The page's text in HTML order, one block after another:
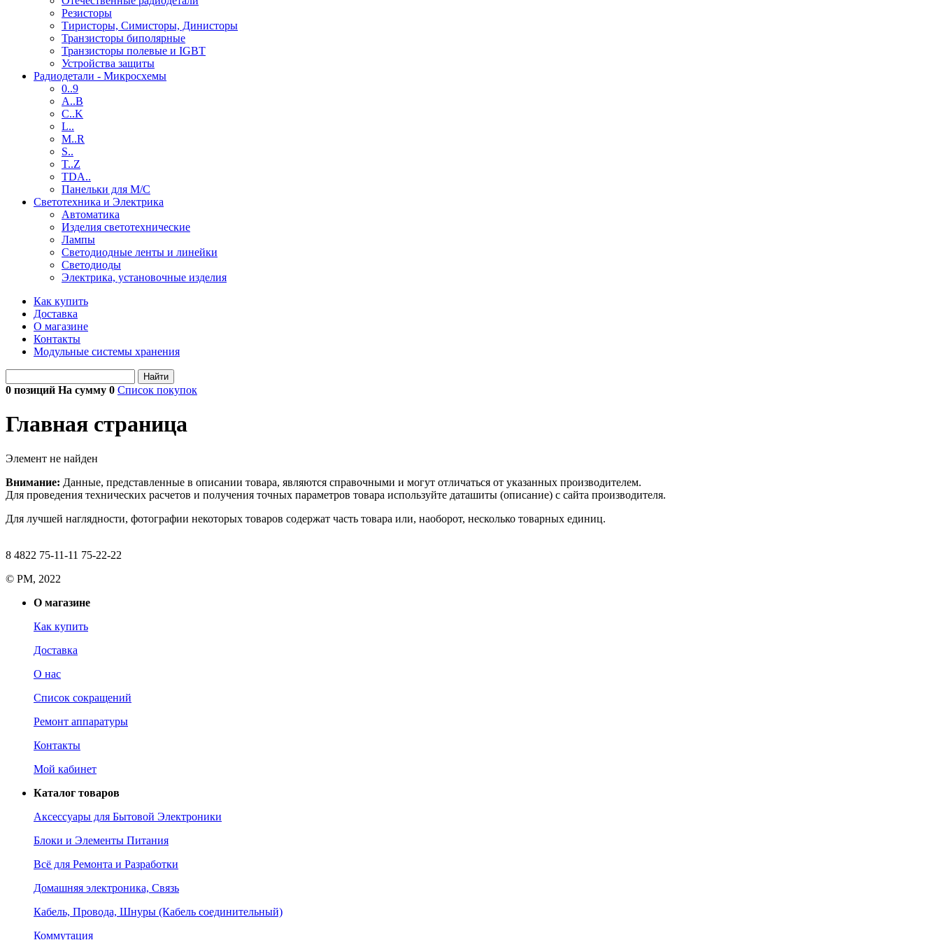
Резисторы
Тиристоры, Симисторы, Динисторы
Транзисторы биполярные
Транзисторы полевые и IGBT
Устройства защиты
Радиодетали - Микросхемы
0..9
A..B
C..K
L..
M..R
S..
T..Z
TDA..
Панельки для М/С
Светотехника и Электрика
Автоматика
Изделия светотехнические
Лампы
Светодиодные ленты и линейки
Светодиоды
Электрика, установочные изделия
Как купить
Доставка
О магазине
Контакты
Модульные системы хранения
Найти
0 позиций На сумму 0 Список покупок
Главная страница
Элемент не найден
Внимание: Данные, представленные в описании товара, являются справочными и могут отличаться от указанных производителем.
Для проведения технических расчетов и получения точных параметров товара используйте даташиты (описание) с сайта производителя.
Для лучшей наглядности, фотографии некоторых товаров содержат часть товара или, наоборот, несколько товарных единиц.
8 4822 75-11-11 75-22-22
© РМ, 2022
О магазине
Как купить
Доставка
О нас
Список сокращений
Ремонт аппаратуры
Контакты
Мой кабинет
Каталог товаров
Аксессуары для Бытовой Электроники
Блоки и Элементы Питания
Всё для Ремонта и Разработки
Домашняя электроника, Связь
Кабель, Провода, Шнуры (Кабель соединительный)
Коммутация